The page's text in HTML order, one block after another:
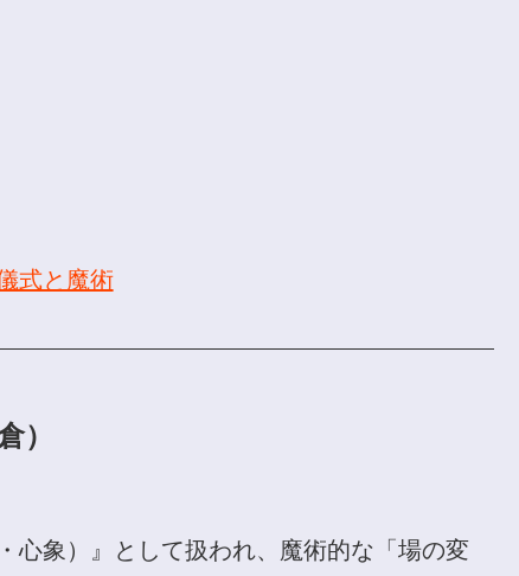
式と魔術
）
象）』として扱われ、魔術的な「場の変